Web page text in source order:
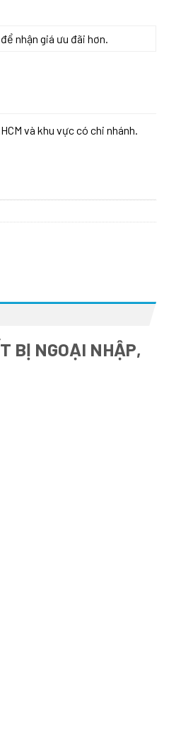
nhận giá ưu đãi hơn.
và khu vực có chi nhánh.
BỊ NGOẠI NHẬP,